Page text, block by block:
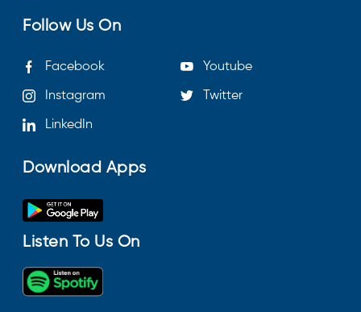
Follow Us On
Facebook Youtube
Instagram Twitter
LinkedIn
Download Apps
Listen To Us On